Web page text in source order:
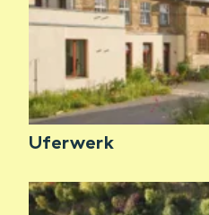
Uferwerk